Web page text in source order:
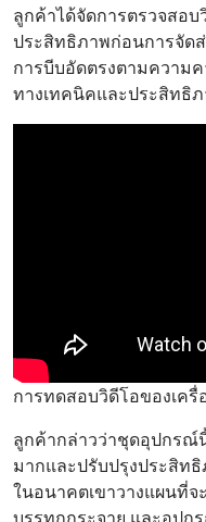
ลูกค้าได้จัดการตรวจสอ
ประสิทธิภาพก่อนการจัด
การบีบอัดตรงตามความ
ทางเทคนิคและประสิทธิภ
การทดสอบวิดีโอของเค
ลูกค้ากล่าวว่าชุดอุปกรณ์
มากและปรับปรุงประสิท
ในอนาคตเขาวางแผนที่